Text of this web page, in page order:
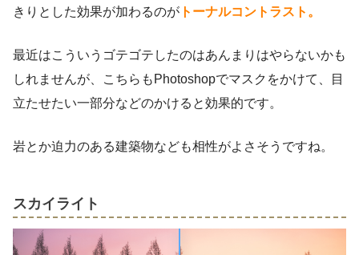
きりとした効果が加わるのが トーナルコントラスト。
最近はこういうゴテゴテしたのはあんまりはやらないかも
しれませんが、こちらもPhotoshopでマスクをかけて、目
立たせたい一部分などのかけると効果的です。
岩とか迫力のある建築物なども相性がよさそうですね。
スカイライト